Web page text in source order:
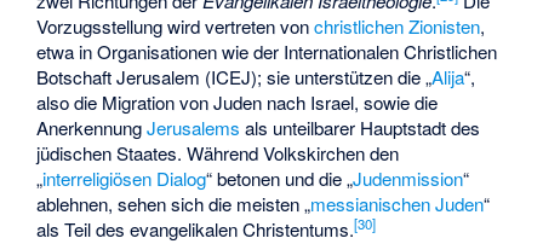
Vorzugsstellung wird vertreten vonchristlichen Zionisten,
etwa in Organisationen wie der Internationalen Christlichen
Botschaft Jerusalem (ICEJ); sie unterstützen die „Alija“,
also die Migration von Juden nach Israel, sowie die
AnerkennungJerusalems als unteilbarer Hauptstadt des
jüdischen Staates. Während Volkskirchen den
„interreligiösen Dialog“ betonen und die „Judenmission“
ablehnen, sehen sich die meisten „messianischen Juden“
als Teil des evangelikalen Christentums.[30]